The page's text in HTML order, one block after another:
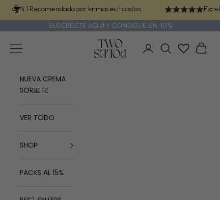
Ir al contenidoN.1 Recomendado por farmacéuticos/as
SUSCRÍBETE AQUÍ Y CONSIGUE UN 10%
TWO POLES COSMETICS
Menú
Iniciar sesión
Buscar
NUEVA CREMA
SORBETE
VER TODO
SHOP
PACKS AL 15%